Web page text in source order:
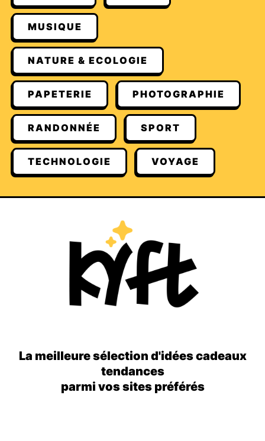
MUSIQUE
NATURE & ECOLOGIE
PAPETERIE PHOTOGRAPHIE
RANDONNÉE SPORT
TECHNOLOGIE VOYAGE
La meilleure sélection d'idées cadeaux
tendances
parmi vos sites préférés